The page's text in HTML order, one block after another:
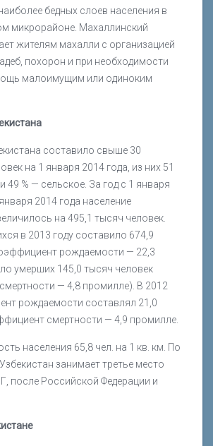
бедных слоев населения в
микрорайоне. Махаллинский
жителям махалли с организацией
похорон и при необходимости
малоимущим или одиноким
составило свыше 30
на 1 января 2014 года, из них 51
49 % — сельское. За год с 1 января
2014 года население
на 495,1 тысяч человек.
в 2013 году составило 674,9
рождаемости — 22,3
умерших 145,0 тысяч человек
— 4,8 промилле). В 2012
рождаемости составлял 21,0
смертности — 4,9 промилле.
населения 65,8 чел. на 1 кв. км. По
занимает третье место
после Российской Федерации и